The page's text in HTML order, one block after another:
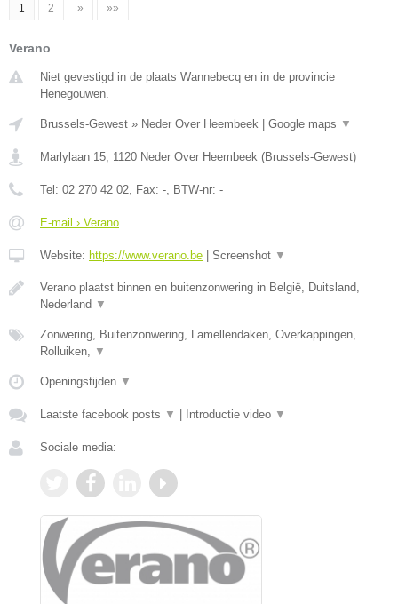
1 2 » »»
Verano
Niet gevestigd in de plaats Wannebecq en in de provincie
Henegouwen.
Brussels-Gewest » Neder Over Heembeek Google maps ▼
Marlylaan 15, 1120 Neder Over Heembeek (Brussels-Gewest)
Tel: 02 270 42 02, Fax: -, BTW-nr: -
E-mail › Verano
Website: https://www.verano.be Screenshot ▼
Verano plaatst binnen en buitenzonwering in België, Duitsland,
Nederland ▼
Zonwering, Buitenzonwering, Lamellendaken, Overkappingen,
Rolluiken, ▼
Openingstijden ▼
Laatste facebook posts ▼ Introductie video ▼
Sociale media: